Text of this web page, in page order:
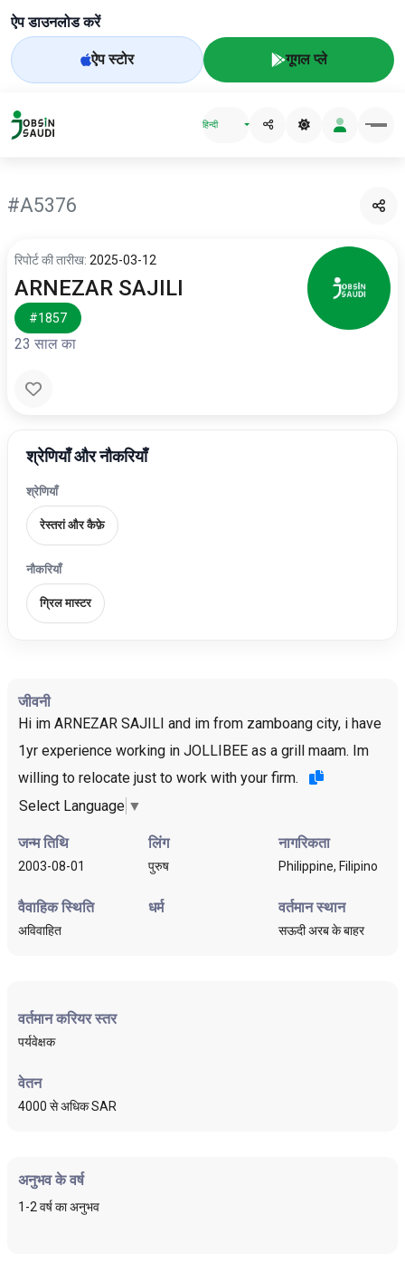
ऐप डाउनलोड करें
ऐप स्टोर गूगल प्ले
हिन्दी
#A5376
रिपोर्ट की तारीख: 2025-03-12
ARNEZAR SAJILI
#1857
23 साल का
श्रेणियाँ और नौकरियाँ
श्रेणियाँ
रेस्तरां और कैफ़े
नौकरियाँ
ग्रिल मास्टर
जीवनी
Hi im ARNEZAR SAJILI and im from zamboang city, i have
1yr experience working in JOLLIBEE as a grill maam. Im
willing to relocate just to work with your firm.
Select Language ▼
जन्म तिथि
2003-08-01
लिंग
पुरुष
नागरिकता
Philippine, Filipino
वैवाहिक स्थिति
अविवाहित
धर्म वर्तमान स्थान
सऊदी अरब के बाहर
वर्तमान करियर स्तर
पर्यवेक्षक
वेतन
4000 से अधिक SAR
अनुभव के वर्ष
1-2 वर्ष का अनुभव